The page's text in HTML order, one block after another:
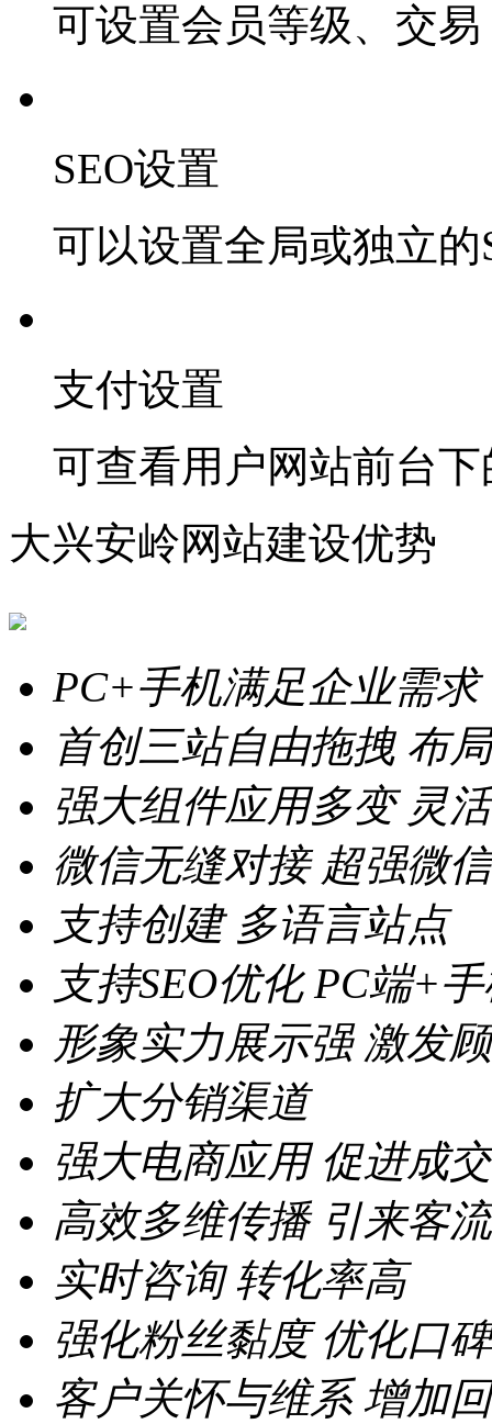
可设置会员等级、交
SEO设置
可以设置全局或独立
支付设置
可查看用户网站前台
大兴安岭网站建设优势
PC+手机满足企业需求
首创三站自由拖拽 布
强大组件应用多变 灵
微信无缝对接 超强微
支持创建 多语言站点
支持SEO优化 PC端+
形象实力展示强 激发
扩大分销渠道
强大电商应用 促进成交
高效多维传播 引来客
实时咨询 转化率高
强化粉丝黏度 优化口
客户关怀与维系 增加